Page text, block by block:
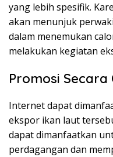
yang lebih spesifik.
akan menunjuk
dalam menemukan
melakukan kegiatan
Promosi Secara
Internet dapat
ekspor ikan laut
dapat dimanfaatkan
perdagangan dan